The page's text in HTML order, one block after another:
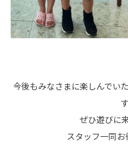
今後もみなさまに楽しんでい
ぜひ遊びに
スタッフ一同